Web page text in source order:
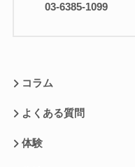
03-6385-1099
コラム
よくある質問
体験